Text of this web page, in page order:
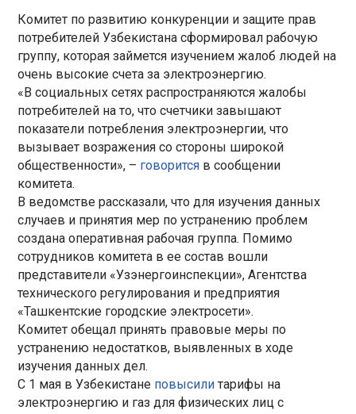
Комитет по развитию конкуренции и защите прав
потребителей Узбекистана сформировал рабочую
группу, которая займется изучением жалоб людей на
очень высокие счета за электроэнергию.
«В социальных сетях распространяются жалобы
потребителей на то, что счетчики завышают
показатели потребления электроэнергии, что
вызывает возражения со стороны широкой
общественности», – говорится в сообщении
комитета.
В ведомстве рассказали, что для изучения данных
случаев и принятия мер по устранению проблем
создана оперативная рабочая группа. Помимо
сотрудников комитета в ее состав вошли
представители «Узэнергоинспекции», Агентства
технического регулирования и предприятия
«Ташкентские городские электросети».
Комитет обещал принять правовые меры по
устранению недостатков, выявленных в ходе
изучения данных дел.
С 1 мая в Узбекистане повысилитарифы на
электроэнергию и газ для физических лиц с